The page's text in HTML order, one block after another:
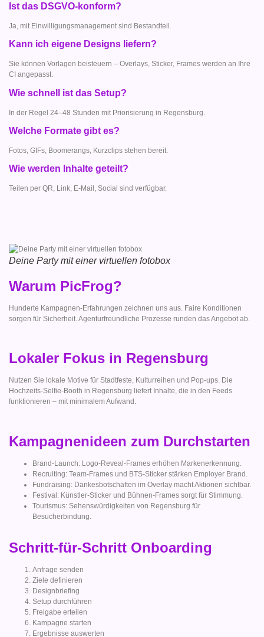
Ist das DSGVO-konform?
Ja, mit Einwilligungsmanagement sind Bestandteil.
Kann ich eigene Designs liefern?
Sie können Vorlagen beisteuern – Overlays, Sticker, Frames werden an Ihre
CI angepasst.
Wie schnell ist das Setup?
In der Regel 24–48 Stunden mit Priorisierung in Regensburg.
Welche Formate gibt es?
Fotos, GIFs, Boomerangs, Kurzclips stehen bereit.
Wie werden Inhalte geteilt?
Teilen per QR, Link, E-Mail, Social sind verfügbar.
Deine Party mit einer virtuellen fotobox
Warum PicFrog?
Hunderte Kampagnen-Erfahrungen zeichnen uns aus. Faire Konditionen
sorgen für Sicherheit. Agenturfreundliche Prozesse runden das Angebot ab.
Lokaler Fokus in Regensburg
Nutzen Sie lokale Motive für Stadtfeste, Kulturreihen und Pop-ups. Die
Hochzeits-Selfie-Booth in Regensburg liefert Inhalte, die in den Feeds
funktionieren – mit minimalem Aufwand.
Kampagnenideen zum Durchstarten
Brand-Launch: Logo-Reveal-Frames erhöhen Markenerkennung.
Recruiting: Team-Frames und BTS-Sticker stärken Employer Brand.
Fundraising: Dankesbotschaften im Overlay macht Aktionen sichtbar.
Festival: Künstler-Sticker und Bühnen-Frames sorgt für Stimmung.
Tourismus: Sehenswürdigkeiten von Regensburg für
Besucherbindung.
Schritt-für-Schritt Onboarding
Anfrage senden
Ziele definieren
Designbriefing
Setup durchführen
Freigabe erteilen
Kampagne starten
Ergebnisse auswerten